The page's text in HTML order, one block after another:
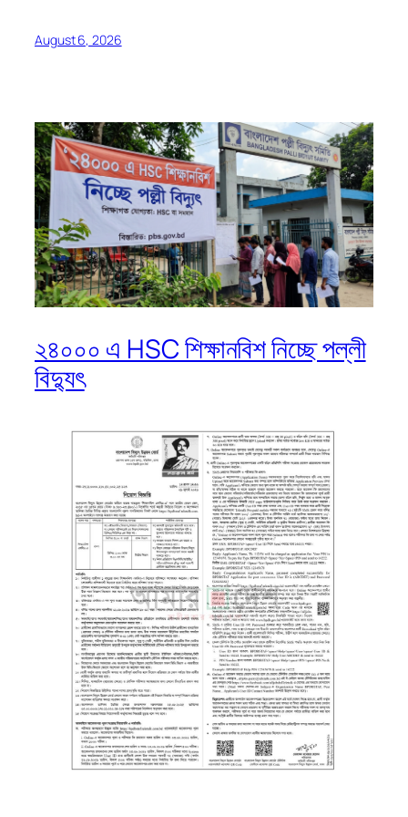
August 6, 2026
২৪০০০ এ HSC শিক্ষানবিশ নিচ্ছে পল্লী
বিদ্যুৎ